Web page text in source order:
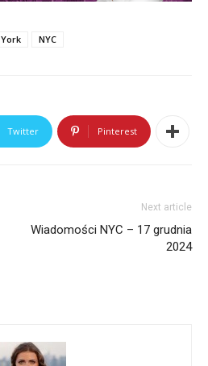
kierunki Media i Dziennikarstwo
15 lat doświadczenia w zawodzie.
NYC
Twitter Pinterest
Next article
Wiadomości NYC – 17 grudnia
2024